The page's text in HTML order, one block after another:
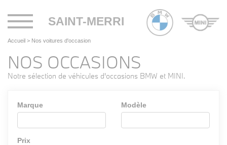
SAINT-MERRI
Toggle
navigation
Accueil > Nos voitures d'occasion
NOS OCCASIONS
Notre sélection de véhicules d'occasions BMW et MINI.
Marque Modèle
Prix